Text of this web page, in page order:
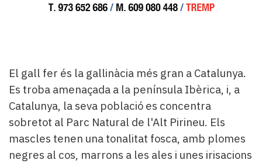
El gall fer és la gallinàcia més gran a Catalunya.
Es troba amenaçada a la península Ibèrica, i, a
Catalunya, la seva població es concentra
sobretot al Parc Natural de l'Alt Pirineu. Els
mascles tenen una tonalitat fosca, amb plomes
negres al cos, marrons a les ales i unes irisacions